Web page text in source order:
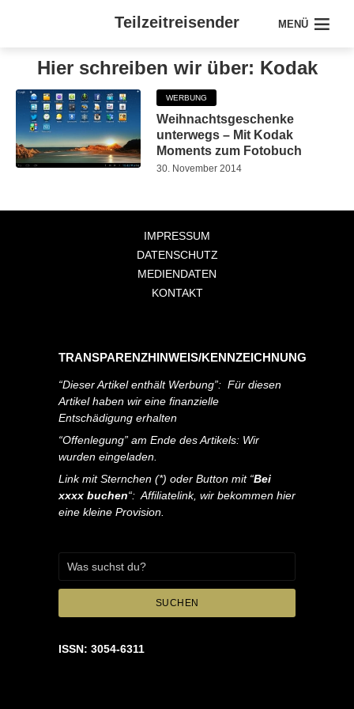
Teilzeitreisender MENÜ
Hier schreiben wir über: Kodak
WERBUNG
Weihnachtsgeschenke
unterwegs – Mit Kodak
Moments zum Fotobuch
30. November 2014
IMPRESSUM
DATENSCHUTZ
MEDIENDATEN
KONTAKT
TRANSPARENZHINWEIS/KENNZEICHNUNG
“Dieser Artikel enthält Werbung”: Für diesen
Artikel haben wir eine finanzielle
Entschädigung erhalten
“Offenlegung” am Ende des Artikels: Wir
wurden eingeladen.
Link mit Sternchen (*) oder Button mit “Bei
xxxx buchen“: Affiliatelink, wir bekommen hier
eine kleine Provision.
SUCHEN
ISSN: 3054-6311